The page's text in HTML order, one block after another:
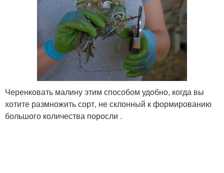
Черенковать малину этим способом удобно, когда вы
хотите размножить сорт, не склонный к формированию
большого количества поросли .